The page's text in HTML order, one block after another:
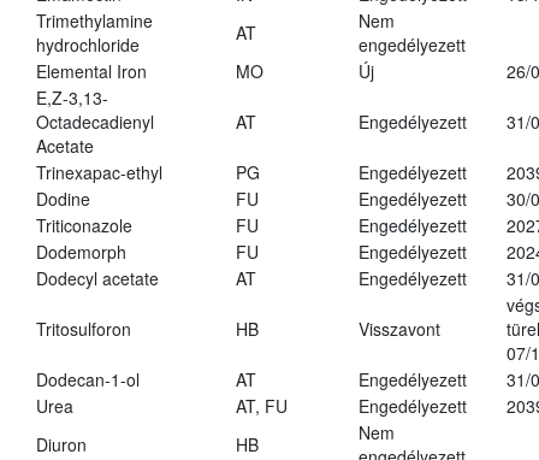
Trimethylamine
hydrochloride
AT
Nem
engedélyezett
Elemental Iron
MO Új
26/
E,Z-3,13-
Octadecadienyl
Acetate
AT Engedélyezett 31/
Trinexapac-ethyl PG Engedélyezett
Dodine
FU Engedélyezett
30/
Triticonazole
FU Engedélyezett
Dodemorph
FU Engedélyezett
Dodecyl acetate
AT Engedélyezett 31/
Tritosulforon HB Visszavont
07/
Dodecan-1-ol
AT Engedélyezett
31/
Urea
AT, FU Engedélyezett
Diuron
HB
Nem